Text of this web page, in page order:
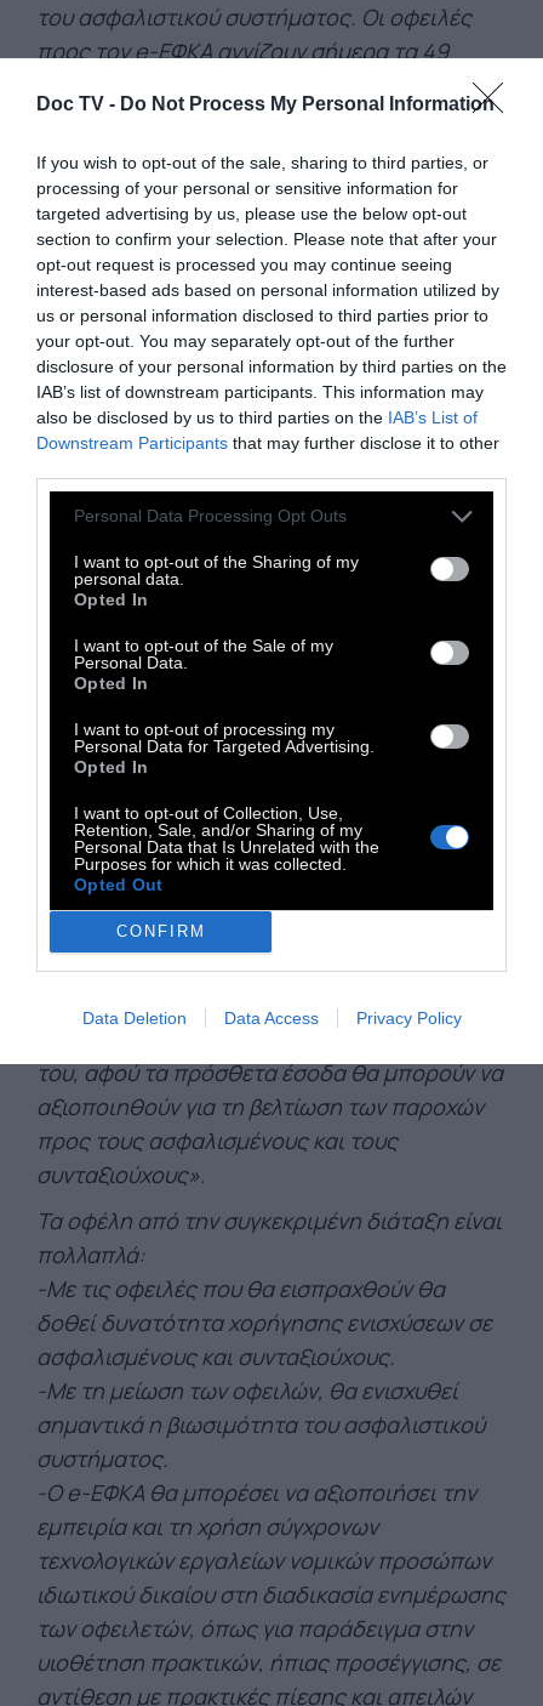
Doc TV - Do Not Process My Personal Information
If you wish to opt-out of the sale, sharing to third parties, or
processing of your personal or sensitive information for
targeted advertising by us, please use the below opt-out
section to confirm your selection. Please note that after your
opt-out request is processed you may continue seeing
interest-based ads based on personal information utilized by
us or personal information disclosed to third parties prior to
your opt-out. You may separately opt-out of the further
disclosure of your personal information by third parties on the
IAB’s list of downstream participants. This information may
also be disclosed by us to third parties on the IAB’s List of
Downstream Participants that may further disclose it to other
Personal Data Processing Opt Outs
I want to opt-out of the Sharing of my
personal data.
Opted In
I want to opt-out of the Sale of my
Personal Data.
Opted In
I want to opt-out of processing my
Personal Data for Targeted Advertising.
Opted In
I want to opt-out of Collection, Use,
Retention, Sale, and/or Sharing of my
Personal Data that Is Unrelated with the
Purposes for which it was collected.
Opted Out
CONFIRM
Data Deletion Data Access Privacy Policy
του ασφαλιστικού συστήματος. Οι οφειλές
προς τον e-ΕΦΚΑ αγγίζουν σήμερα τα 49
δισεκατομμύρια ευρώ να είναι κύριες, ενώ τα
υπόλοιπα προσαυξήσεις.
Σύμφωνα με τη διάταξη, οι υποστηρικτικές
υπηρεσίες προς το Κέντρο Είσπραξης
Ασφαλιστικών Οφειλών (ΚΕΑΟ) θα
ανατίθενται σε νομικά πρόσωπα ιδιωτικού
δικαίου με διεθνή διαγωνισμό, ενώ στις
συμβάσεις θα προβλέπονται ειδικοί όροι για
την προστασία των προσωπικών δεδομένων
και τον τρόπο επικοινωνίας με τους
οφειλέτες.
Επισημαίνεται ότι η είσπραξη των οφειλών θα
συνεχίσει να πραγματοποιείται αποκλειστικά
και μόνο από το Κέντρο Είσπραξης
Ασφαλιστικών Οφειλών (ΚΕΑΟ).
Η Υπουργός Εργασίας και Κοινωνικής
Ασφάλισης Νίκη Κεραμέως δήλωσε: «Η
διάταξη που καταθέσαμε στη Βουλή συνιστά
μια σημαντική τομή δικαιοσύνης και ισότητας
για τους ασφαλισμένους. Αναβαθμίζουμε τις
διαδικασίες και τη λειτουργία του Κέντρου
Είσπραξης Ασφαλιστικών Οφειλών,
αξιοποιώντας εμπειρία, τεχνογνωσία αλλά και
σύγχρονα τεχνολογικά εργαλεία από τον
ιδιωτικό τομέα, προκειμένου να ενισχύσουμε
τη βιωσιμότητα του ασφαλιστικού μας
του, αφού τα πρόσθετα έσοδα θα μπορούν να
αξιοποιηθούν για τη βελτίωση των παροχών
προς τους ασφαλισμένους και τους
συνταξιούχους».
Τα οφέλη από την συγκεκριμένη διάταξη είναι
πολλαπλά:
-Με τις οφειλές που θα εισπραχθούν θα
δοθεί δυνατότητα χορήγησης ενισχύσεων σε
ασφαλισμένους και συνταξιούχους.
-Με τη μείωση των οφειλών, θα ενισχυθεί
σημαντικά η βιωσιμότητα του ασφαλιστικού
συστήματος.
-Ο e-ΕΦΚΑ θα μπορέσει να αξιοποιήσει την
εμπειρία και τη χρήση σύγχρονων
τεχνολογικών εργαλείων νομικών προσώπων
ιδιωτικού δικαίου στη διαδικασία ενημέρωσης
των οφειλετών, όπως για παράδειγμα στην
υιοθέτηση πρακτικών, ήπιας προσέγγισης, σε
αντίθεση με πρακτικές πίεσης και απειλών